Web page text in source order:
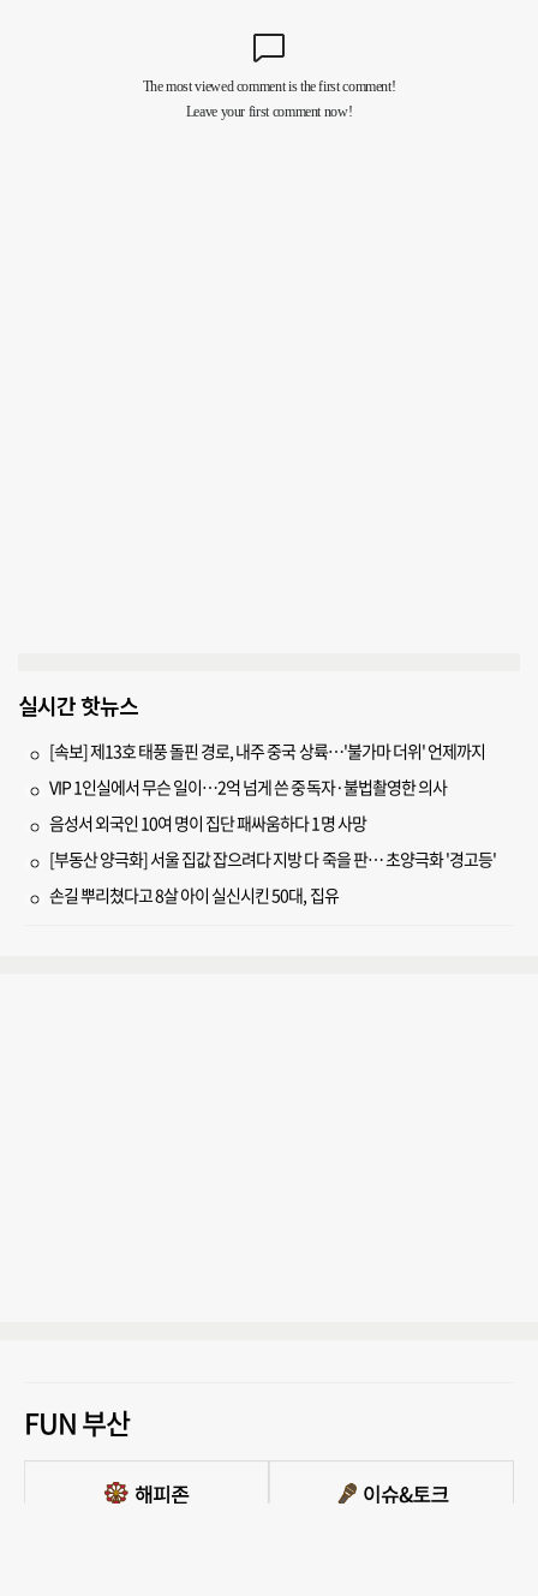
실시간 핫뉴스
[속보] 제13호 태풍 돌핀 경로, 내주 중국 상륙…'불가마 더위' 언제까지
VIP 1인실에서 무슨 일이…2억 넘게 쓴 중독자·불법촬영한 의사
음성서 외국인 10여 명이 집단 패싸움하다 1명 사망
[부동산 양극화] 서울 집값 잡으려다 지방 다 죽을 판… 초양극화 '경고등'
손길 뿌리쳤다고 8살 아이 실신시킨 50대, 집유
FUN 부산